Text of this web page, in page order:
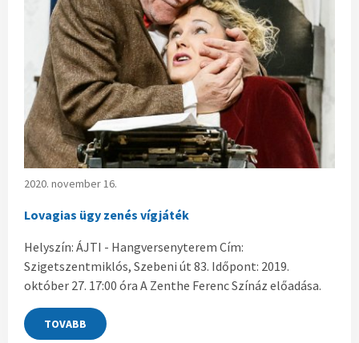
2020. november 16.
Lovagias ügy zenés vígjáték
Helyszín: ÁJTI - Hangversenyterem Cím:
Szigetszentmiklós, Szebeni út 83. Időpont: 2019.
október 27. 17:00 óra A Zenthe Ferenc Színáz előadása.
TOVABB